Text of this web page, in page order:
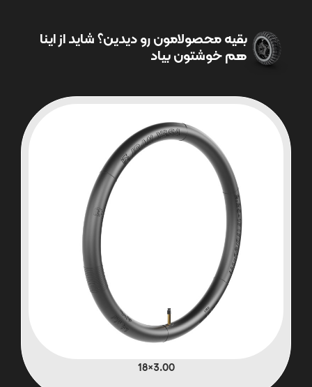
بقیه محصولامون رو دیدین؟ شاید از اینا
هم خوشتون بیاد
3.00×18